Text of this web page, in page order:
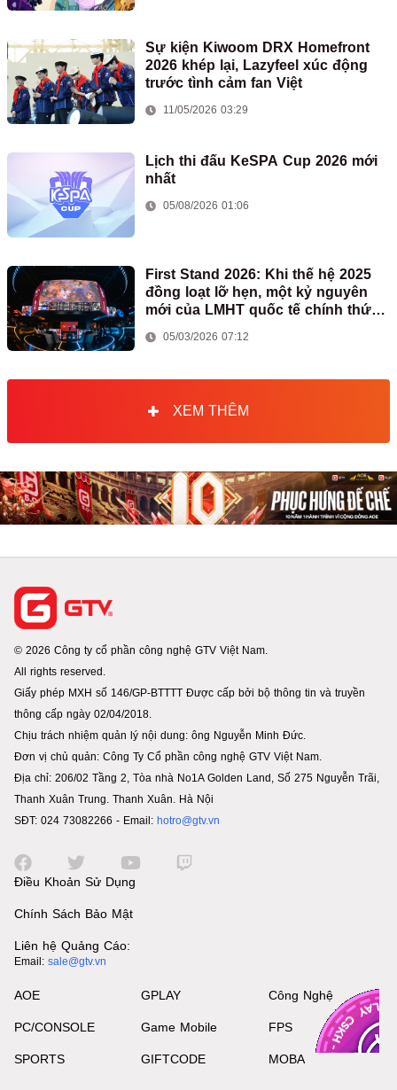
Sự kiện Kiwoom DRX Homefront
2026 khép lại, Lazyfeel xúc động
trước tình cảm fan Việt
11/05/2026 03:29
Lịch thi đấu KeSPA Cup 2026 mới
nhất
05/08/2026 01:06
First Stand 2026: Khi thế hệ 2025
đồng loạt lỡ hẹn, một kỷ nguyên
mới của LMHT quốc tế chính thức
05/03/2026 07:12
XEM THÊM
© 2026 Công ty cổ phần công nghệ GTV Việt Nam.
All rights reserved.
Giấy phép MXH số 146/GP-BTTTT Được cấp bởi bộ thông tin và truyền
thông cấp ngày 02/04/2018.
Chịu trách nhiệm quản lý nội dung: ông Nguyễn Minh Đức.
Đơn vị chủ quản: Công Ty Cổ phần công nghệ GTV Việt Nam.
Địa chỉ: 206/02 Tầng 2, Tòa nhà No1A Golden Land, Số 275 Nguyễn Trãi,
Thanh Xuân Trung. Thanh Xuân. Hà Nội
SĐT: 024 73082266 - Email: hotro@gtv.vn
Điều Khoản Sử Dụng
Chính Sách Bảo Mật
Liên hệ Quảng Cáo:
Email: sale@gtv.vn
AOE
PC/CONSOLE
SPORTS
GPLAY
Game Mobile
GIFTCODE
Công Nghệ
FPS
MOBA